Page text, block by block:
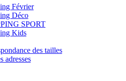
Février
Déco
SPORT
Kids
des tailles
adresses